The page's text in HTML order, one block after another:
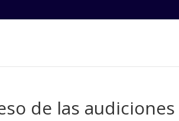
de las audiciones